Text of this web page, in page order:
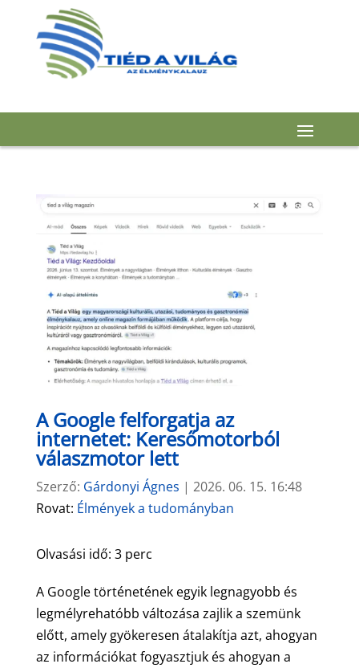
A Google felforgatja az
internetet: Keresőmotorból
válaszmotor lett
Szerző: Gárdonyi Ágnes | 2026. 06. 15. 16:48
Rovat: Élmények a tudományban
Olvasási idő: 3 perc
A Google történetének egyik legnagyobb és
legmélyrehatóbb változása zajlik a szemünk
előtt, amely gyökeresen átalakítja azt, ahogyan
az információkat fogyasztjuk és ahogyan a